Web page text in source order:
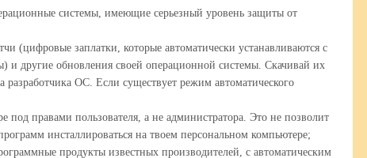
системы, имеющие серьезный уровень защиты от
(цифровые заплатки, которые автоматически устанавливаются с
и другие обновления своей операционной системы. Скачивай их
разработчика ОС. Если существует режим автоматического
под правами пользователя, а не администратора. Это не позволит
инсталлироваться на твоем персональном компьютере;
продукты известных производителей, с автоматическим